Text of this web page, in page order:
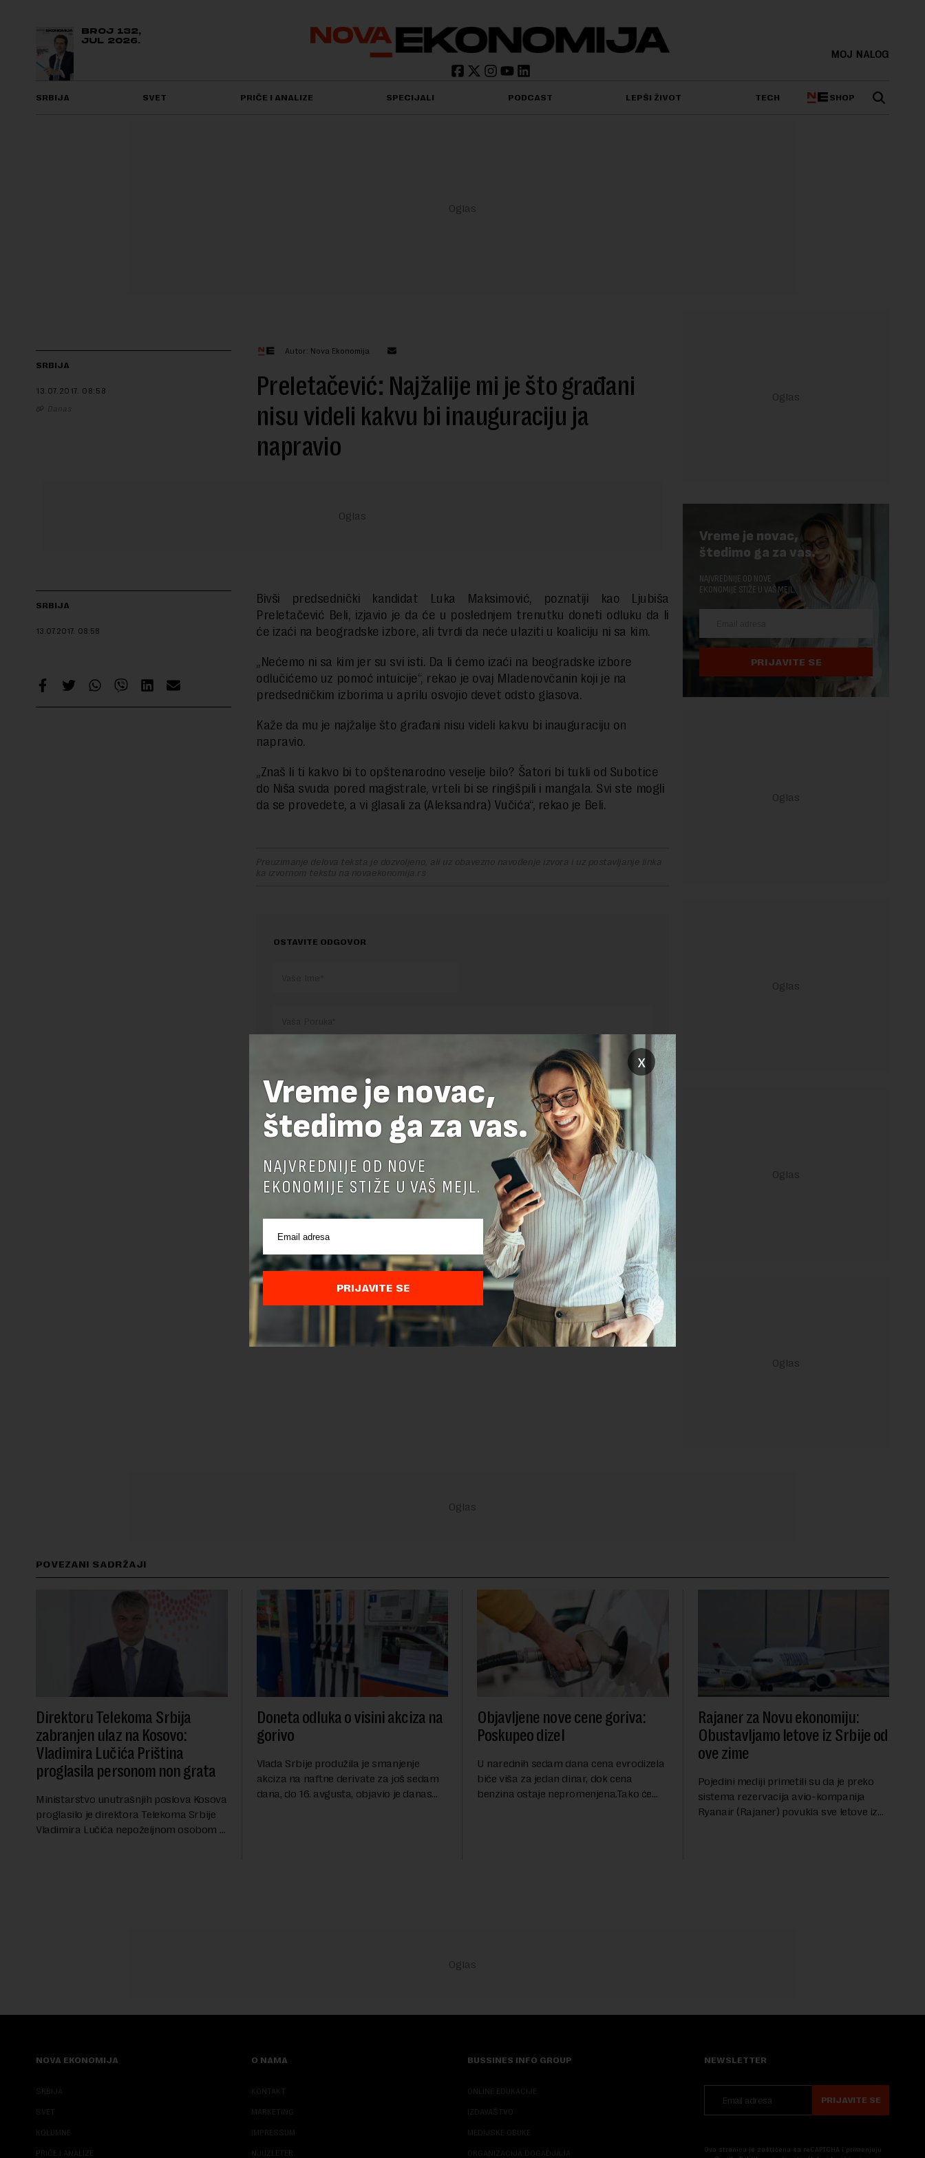
BROJ 132,
JUL 2026.
MOJ NALOG
SRBIJA SVET PRIČE I ANALIZE SPECIJALI PODCAST LEPŠI ŽIVOT TECH SHOP
SRBIJA
13.07.2017. 08:58
Danas
Autor: Nova Ekonomija
Preletačević: Najžalije mi je što građani
nisu videli kakvu bi inauguraciju ja
napravio
SRBIJA
13.07.2017. 08:58
Bivši predsednički kandidat Luka Maksimović, poznatiji kao Ljubiša
Preletačević Beli, izjavio je da će u poslednjem trenutku doneti odluku da li
će izaći na beogradske izbore, ali tvrdi da neće ulaziti u koaliciju ni sa kim.
„Nećemo ni sa kim jer su svi isti. Da li ćemo izaći na beogradske izbore
odlučićemo uz pomoć intuicije“, rekao je ovaj Mladenovčanin koji je na
predsedničkim izborima u aprilu osvojio devet odsto glasova.
Kaže da mu je najžalije što građani nisu videli kakvu bi inauguraciju on
napravio.
„Znaš li ti kakvo bi to opštenarodno veselje bilo? Šatori bi tukli od Subotice
do Niša svuda pored magistrale, vrteli bi se ringišpili i mangala. Svi ste mogli
da se provedete, a vi glasali za (Aleksandra) Vučića“, rekao je Beli.
Preuzimanje delova teksta je dozvoljeno, ali uz obavezno navođenje izvora i uz postavljanje linka
ka izvornom tekstu na novaekonomija.rs
OSTAVITE ODGOVOR
Pre slanja komentara, molimo vas da se upoznate sa
pravilima komentarisanja i pravilima
korišćenja sajta.
Sajt je zaštićen pomocu reCaptcha i Google. Google Politika PrivatnostiiGoogle Uslovi
Vreme je novac,
štedimo ga za vas.
NAJVREDNIJE OD NOVE
EKONOMIJE STIŽE U VAŠ MEJL.
PRIJAVITE SE
POVEZANI SADRŽAJI
Direktoru Telekoma Srbija
zabranjen ulaz na Kosovo:
Vladimira Lučića Priština
proglasila personom non grata
Ministarstvo unutrašnjih poslova Kosova
proglasilo je direktora Telekoma Srbije
Vladimira Lučića nepoželjnom osobom i
Doneta odluka o visini akciza na
gorivo
Vlada Srbije produžila je smanjenje
akciza na naftne derivate za još sedam
dana, do 16. avgusta, objavio je danas
Objavljene nove cene goriva:
Poskupeo dizel
U narednih sedam dana cena evrodizela
biće viša za jedan dinar, dok cena
benzina ostaje nepromenjena.Tako će
Rajaner za Novu ekonomiju:
Obustavljamo letove iz Srbije od
ove zime
Pojedini mediji primetili su da je preko
sistema rezervacija avio-kompanija
Ryanair (Rajaner) povukla sve letove iz
NOVA EKONOMIJA
SRBIJA
SVET
KOLUMNE
PRIČE I ANALIZE
O NAMA
KONTAKT
MARKETING
IMPRESSUM
NJUZLETER
BUSSINES INFO GROUP
ONLINE EDUKACIJE
IZDAVAŠTVO
MEDIJSKE OBUKE
ORGANIZACIJA DOGADJAJA
NEWSLETTER
PRIJAVITE SE
Ova stranica je zaštićena sa reCAPTCHA i primenjuju
x
Vreme je novac,
štedimo ga za vas.
NAJVREDNIJE OD NOVE
EKONOMIJE STIŽE U VAŠ MEJL.
PRIJAVITE SE